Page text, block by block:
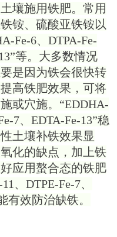
壤施用铁肥。常用
铵、硫酸亚铁铵以
Fe-6、DTPA-Fe-
”等。大多数情况
是因为铁会很快转
高铁肥效果，可将
或穴施。 “EDDHA-
7、EDTA-Fe-13”稳
土壤补铁效果显
化的缺点，加上铁
应用螯合态的铁肥
、DTPE-Fe-7、
有效防治缺铁。